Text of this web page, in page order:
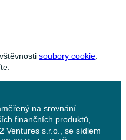
soubory cookie.
na srovnání
finančních produktů,
Ventures s.r.o., se sídlem